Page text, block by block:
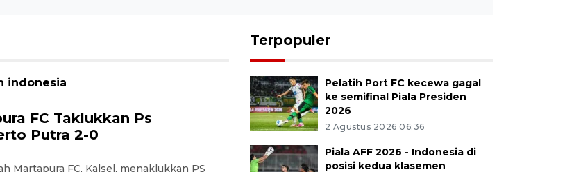
indonesia
FC Taklukkan Ps
Putra 2-0
Martapura FC, Kalsel, menaklukkan PS
Terpopuler
Pelatih Port FC kecewa gagal
ke semifinal Piala Presiden
2026
2 Agustus 2026 06:36
Piala AFF 2026 - Indonesia di
posisi kedua klasemen